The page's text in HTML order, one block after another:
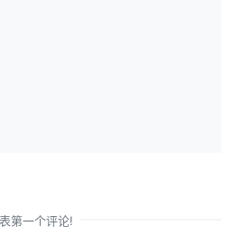
第一个评论!